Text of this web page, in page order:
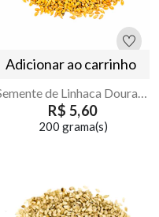
Adicionar ao carrinho
R$ 5,60
200 grama(s)